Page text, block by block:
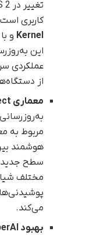
کاربری
Kernel و
این
عملکردی
از
معماری Meta Enhanced HyperConnect:
مربوط به
هوشمند
سطح
مختلف
می‌کند.
بهبود HyperAI: